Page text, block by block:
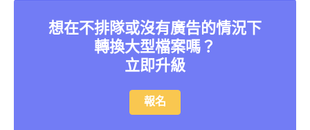
想在不排隊或沒有廣告的情況下
轉換大型檔案嗎？
立即升級
報名